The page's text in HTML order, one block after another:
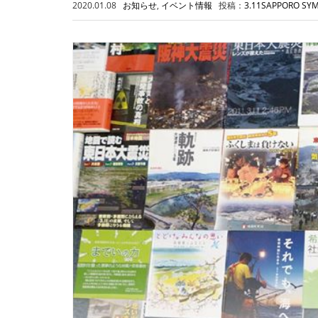
2020.01.08 お知らせ, イベント情報 投稿： 3.11SAPPORO